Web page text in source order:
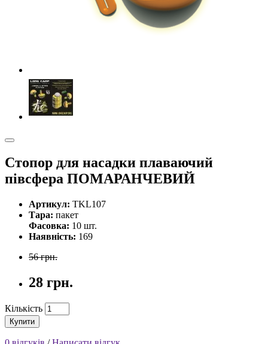
Стопор для насадки плаваючий
півсфера ПОМАРАНЧЕВИЙ
Артикул: TKL107
Тара: пакет
Фасовка: 10 шт.
Наявність: 169
56 грн.
28 грн.
Кількість
Купити